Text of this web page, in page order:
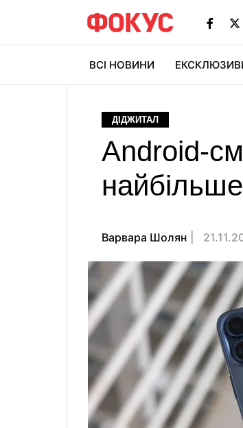
ВСІ НОВИНИ
ДІДЖИТАЛ
Android-
Варвара Шолян